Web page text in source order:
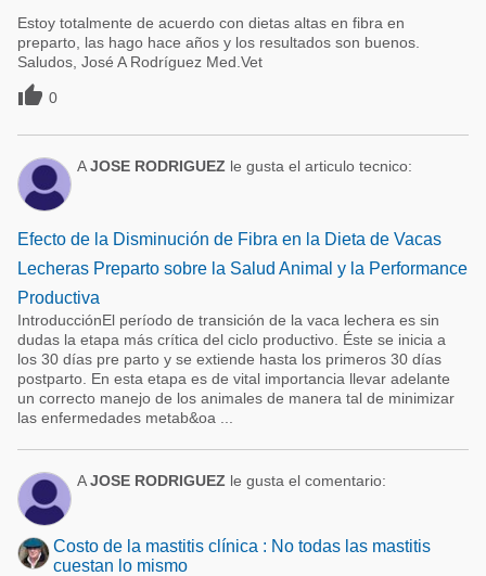
Estoy totalmente de acuerdo con dietas altas en fibra en
preparto, las hago hace años y los resultados son buenos.
Saludos, José A Rodríguez Med.Vet
 0
AJOSE RODRIGUEZ le gusta el articulo tecnico:
Efecto de la Disminución de Fibra en la Dieta de Vacas
Lecheras Preparto sobre la Salud Animal y la Performance
Productiva
IntroducciónEl período de transición de la vaca lechera es sin
dudas la etapa más crítica del ciclo productivo. Éste se inicia a
los 30 días pre parto y se extiende hasta los primeros 30 días
postparto. En esta etapa es de vital importancia llevar adelante
un correcto manejo de los animales de manera tal de minimizar
las enfermedades metab&oa ...
AJOSE RODRIGUEZ le gusta el comentario:
Costo de la mastitis clínica : No todas las mastitis
cuestan lo mismo